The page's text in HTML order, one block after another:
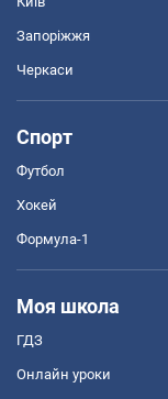
Запоріжжя
Черкаси
Спорт
Футбол
Хокей
Формула-1
Моя школа
ГДЗ
Онлайн уроки